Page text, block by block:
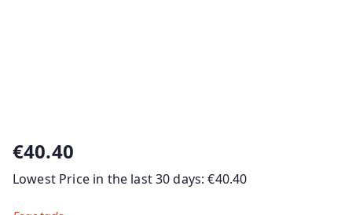
€40.40
Lowest Price in the last 30 days:€40.40